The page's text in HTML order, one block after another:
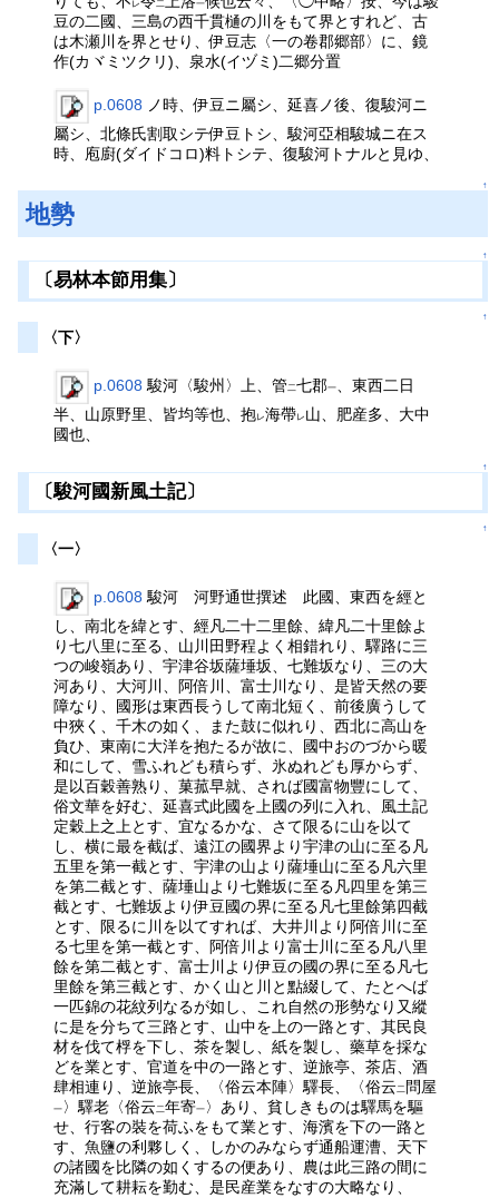
レ 二 一
豆の二國、三島の西千貫樋の川をもて界とすれど、古
は木瀬川を界とせり、伊豆志〈一の卷郡郷部〉に、鏡
作(カヾミツクリ)、泉水(イヅミ)二郷分置
p.0608 ノ時、伊豆ニ屬シ、延喜ノ後、復駿河ニ
屬シ、北條氏割取シテ伊豆トシ、駿河亞相駿城ニ在ス
時、庖廚(ダイドコロ)料トシテ、復駿河トナルと見ゆ、
↑
地勢
↑
〔易林本節用集〕
↑
〈下〉
p.0608 駿河〈駿州〉上、管二七郡一、東西二日
半、山原野里、皆均等也、抱レ海帶レ 山、肥産多、大中
國也、
↑
〔駿河國新風土記〕
↑
〈一〉
p.0608 駿河 河野通世撰述 此國、東西を經と
し、南北を緯とす、經凡二十二里餘、緯凡二十里餘よ
り七八里に至る、山川田野程よく相錯れり、驛路に三
つの峻嶺あり、宇津谷坂薩埵坂、七難坂なり、三の大
河あり、大河川、阿倍川、富士川なり、是皆天然の要
障なり、國形は東西長うして南北短く、前後廣うして
中狹く、千木の如く、また鼓に似れり、西北に高山を
負ひ、東南に大洋を抱たるが故に、國中おのづから暖
和にして、雪ふれども積らず、氷ぬれども厚からず、
是以百穀善熟り、菓菰早就、されば國富物豐にして、
俗文華を好む、延喜式此國を上國の列に入れ、風土記
定穀上之上とす、宜なるかな、さて限るに山を以て
し、横に最を截ば、遠江の國界より宇津の山に至る凡
五里を第一截とす、宇津の山より薩埵山に至る凡六里
を第二截とす、薩埵山より七難坂に至る凡四里を第三
截とす、七難坂より伊豆國の界に至る凡七里餘第四截
とす、限るに川を以てすれば、大井川より阿倍川に至
る七里を第一截とす、阿倍川より富士川に至る凡八里
餘を第二截とす、富士川より伊豆の國の界に至る凡七
里餘を第三截とす、かく山と川と點綴して、たとへば
一匹錦の花紋列なるが如し、これ自然の形勢なり又縱
に是を分ちて三路とす、山中を上の一路とす、其民良
材を伐て桴を下し、茶を製し、紙を製し、藥草を採な
どを業とす、官道を中の一路とす、逆旅亭、茶店、酒
肆相連り、逆旅亭長、〈俗云本陣〉驛長、〈俗云二 問屋
一 〉驛老〈俗云二年寄一 〉あり、貧しきものは驛馬を驅
せ、行客の裝を荷ふをもて業とす、海濱を下の一路と
す、魚鹽の利夥しく、しかのみならず通船運漕、天下
の諸國を比隣の如くするの便あり、農は此三路の間に
充滿して耕耘を勤む、是民産業をなすの大略なり、